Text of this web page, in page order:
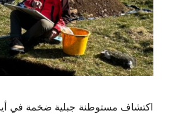
اكتشاف مستوطنة جبلية ضخمة في